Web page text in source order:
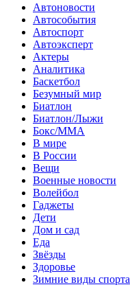
Автоновости
Автособытия
Автоспорт
Автоэксперт
Актеры
Аналитика
Баскетбол
Безумный мир
Биатлон
Биатлон/Лыжи
Бокс/MMA
В мире
В России
Вещи
Военные новости
Волейбол
Гаджеты
Дети
Дом и сад
Еда
Звёзды
Здоровье
Зимние виды спорта